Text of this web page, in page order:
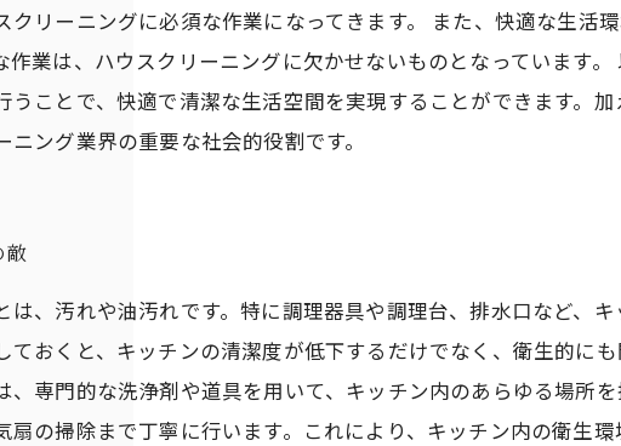
クリーニングに必須な作業になってきます。 また、快適な生活
作業は、ハウスクリーニングに欠かせないものとなっています
うことで、快適で清潔な生活空間を実現することができます。
ング業界の重要な社会的役割です。
は、汚れや油汚れです。特に調理器具や調理台、排水口など、
ておくと、キッチンの清潔度が低下するだけでなく、衛生的に
、専門的な洗浄剤や道具を用いて、キッチン内のあらゆる場所
扇の掃除まで丁寧に行います。これにより、キッチン内の衛生